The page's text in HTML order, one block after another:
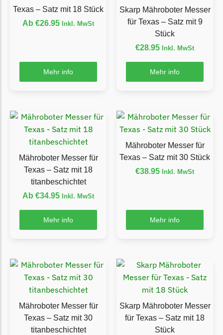
Etesia
Etesia Messer
Eufy Messer
Begrenzungsdraht
Florabest
Florabest Messer
Begrenzungsdraht
Begrenzungsdraht
Begrenzungsdraht
Garden Feelings
Garden Feelings Messer
Begrenzungsdraht
Texas – Satz mit 18 Stück
Ab €26.95 Inkl. MwSt
Mehr info
Skarp Mähroboter Messer
für Texas – Satz mit 9
Stück
€28.95 Inkl. MwSt
Mehr info
Mähroboter Messer für
Texas – Satz mit 18
titanbeschichtet
Ab €34.95 Inkl. MwSt
Mehr info
Mähroboter Messer für
Texas – Satz mit 30 Stück
€38.95 Inkl. MwSt
Mehr info
Mähroboter Messer für
Texas – Satz mit 30
titanbeschichtet
Skarp Mähroboter Messer
für Texas – Satz mit 18
Stück